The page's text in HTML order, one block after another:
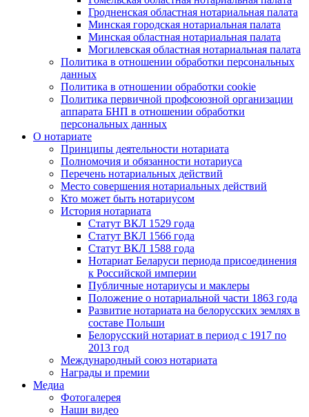
Гродненская областная нотариальная палата
Минская городская нотариальная палата
Минская областная нотариальная палата
Могилевская областная нотариальная палата
Политика в отношении обработки персональных
данных
Политика в отношении обработки cookie
Политика первичной профсоюзной организации
аппарата БНП в отношении обработки
персональных данных
О нотариате
Принципы деятельности нотариата
Полномочия и обязанности нотариуса
Перечень нотариальных действий
Место совершения нотариальных действий
Кто может быть нотариусом
История нотариата
Статут ВКЛ 1529 года
Статут ВКЛ 1566 года
Статут ВКЛ 1588 года
Нотариат Беларуси периода присоединения
к Российской империи
Публичные нотариусы и маклеры
Положение о нотариальной части 1863 года
Развитие нотариата на белорусских землях в
составе Польши
Белорусский нотариат в период с 1917 по
2013 год
Международный союз нотариата
Награды и премии
Медиа
Фотогалерея
Наши видео